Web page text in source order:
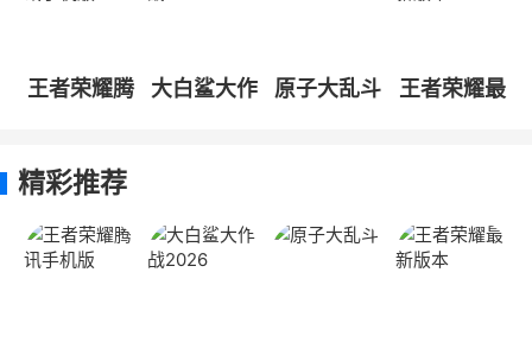
王者荣耀腾
大白鲨大作
原子大乱斗
王者荣耀最
精彩推荐